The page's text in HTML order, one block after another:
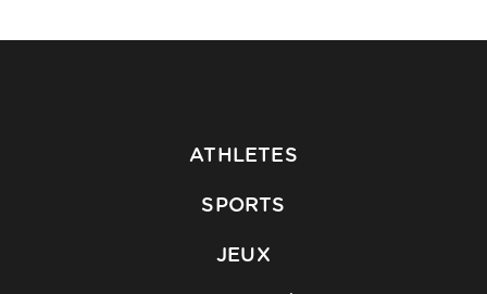
ATHLETES
SPORTS
JEUX